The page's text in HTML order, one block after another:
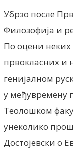
Убрзо после
Филозофија и
По оцени неких
првокласних и
генијалном
у међувремену
Теолошком
унеколико
Достојевски о